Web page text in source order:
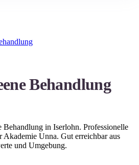
Behandlung
Behandlung in Iserlohn. Professionelle
Unna. Gut erreichbar aus
und Umgebung.